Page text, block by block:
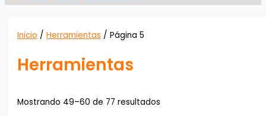
Inicio /Herramientas / Página 5
Herramientas
Mostrando 49–60 de 77 resultados